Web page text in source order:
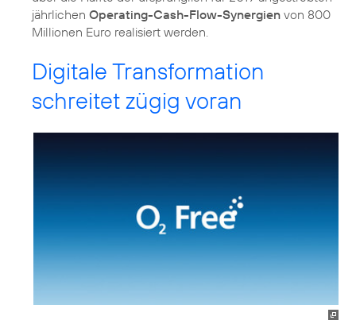
jährlichen Operating-Cash-Flow-Synergien von 800
Millionen Euro realisiert werden.
Digitale Transformation
schreitet zügig voran